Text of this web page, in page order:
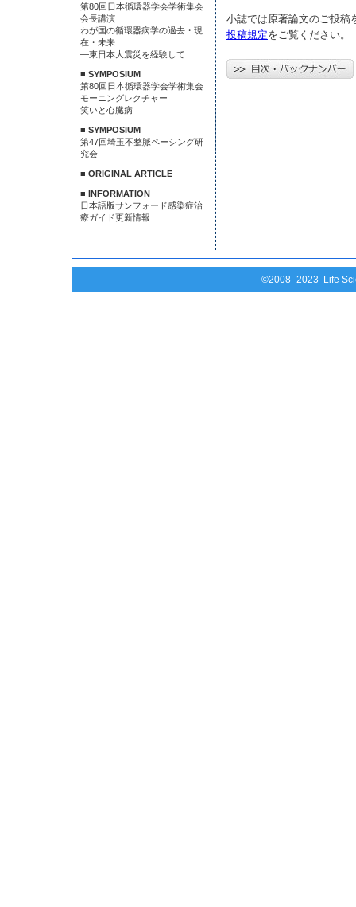
第80回日本循環器学会学術集会
会長講演
わが国の循環器病学の過去・現
在・未来
—東日本大震災を経験して
■ SYMPOSIUM
第80回日本循環器学会学術集会
モーニングレクチャー
笑いと心臓病
■ SYMPOSIUM
第47回埼玉不整脈ペーシング研
究会
■ ORIGINAL ARTICLE
■ INFORMATION
日本語版サンフォード感染症治
療ガイド更新情報
小誌では原著論文のご投稿
投稿規定をご覧ください。
©2008–2023 Life